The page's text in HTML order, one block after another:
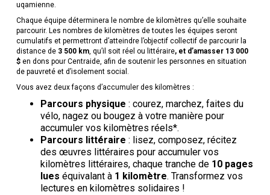
uqamienne.
Chaque équipe déterminera le nombre de kilomètres qu’elle souhaite
parcourir. Les nombres de kilomètres de toutes les équipes seront
cumulatifs et permettront d’atteindre l’objectif collectif de parcourir la
distance de 3 500 km, qu’il soit réel ou littéraire, et d’amasser 13 000
$ en dons pour Centraide, afin de soutenir les personnes en situation
de pauvreté et d’isolement social.
Vous avez deux façons d’accumuler des kilomètres :
Parcours physique : courez, marchez, faites du
vélo, nagez ou bougez à votre manière pour
accumuler vos kilomètres réels*.
Parcours littéraire : lisez, composez, récitez
des œuvres littéraires pour accumuler vos
kilomètres littéraires, chaque tranche de 10 pages
lues équivalant à 1 kilomètre. Transformez vos
lectures en kilomètres solidaires !